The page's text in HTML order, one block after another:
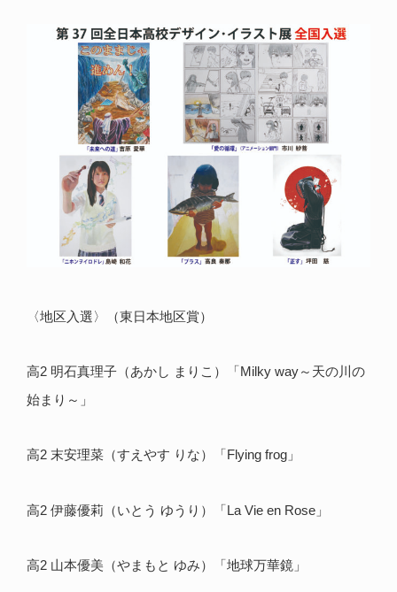
〈地区入選〉（東日本地区賞）
高2 明石真理子（あかし まりこ）「Milky way～天の川の
始まり～」
高2 末安理菜（すえやす りな）「Flying frog」
高2 伊藤優莉（いとう ゆうり）「La Vie en Rose」
高2 山本優美（やまもと ゆみ）「地球万華鏡」